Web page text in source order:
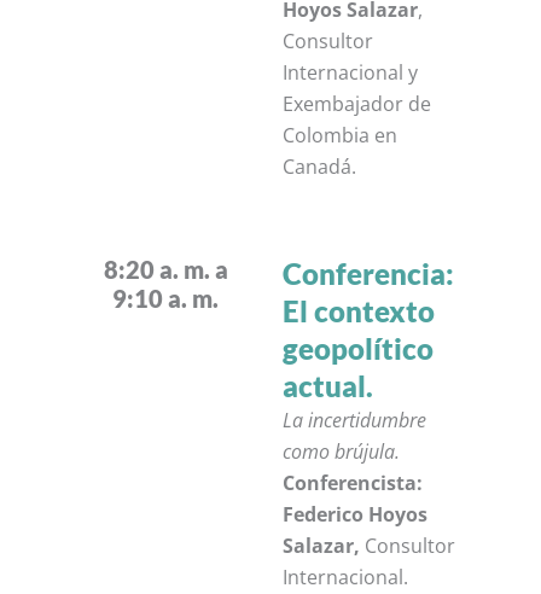
Hoyos Salazar,
Consultor
Internacional y
Exembajador de
Colombia en
Canadá.
8:20 a. m. a
9:10 a. m.
Conferencia:
El contexto
geopolítico
actual.
La incertidumbre
como brújula.
Conferencista:
Federico Hoyos
Salazar, Consultor
Internacional.